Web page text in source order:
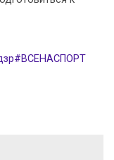
#ВСЕНАСПОРТ